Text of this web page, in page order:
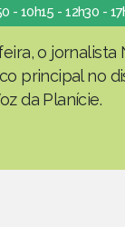
- 10h15 - 12h30 -
o
principal no
da Planície.